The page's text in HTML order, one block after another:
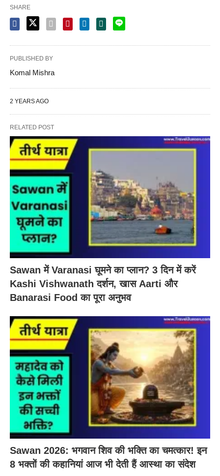
SHARE
PUBLISHED BY
Komal Mishra
2 YEARS AGO
RELATED POST
Sawan में Varanasi घूमने का प्लान? 3 दिन में करें
Kashi Vishwanath दर्शन, खास Aarti और
Banarasi Food का पूरा अनुभव
Sawan 2026: भगवान शिव की भक्ति का चमत्कार! इन
8 भक्तों की कहानियां आज भी देती हैं आस्था का संदेश